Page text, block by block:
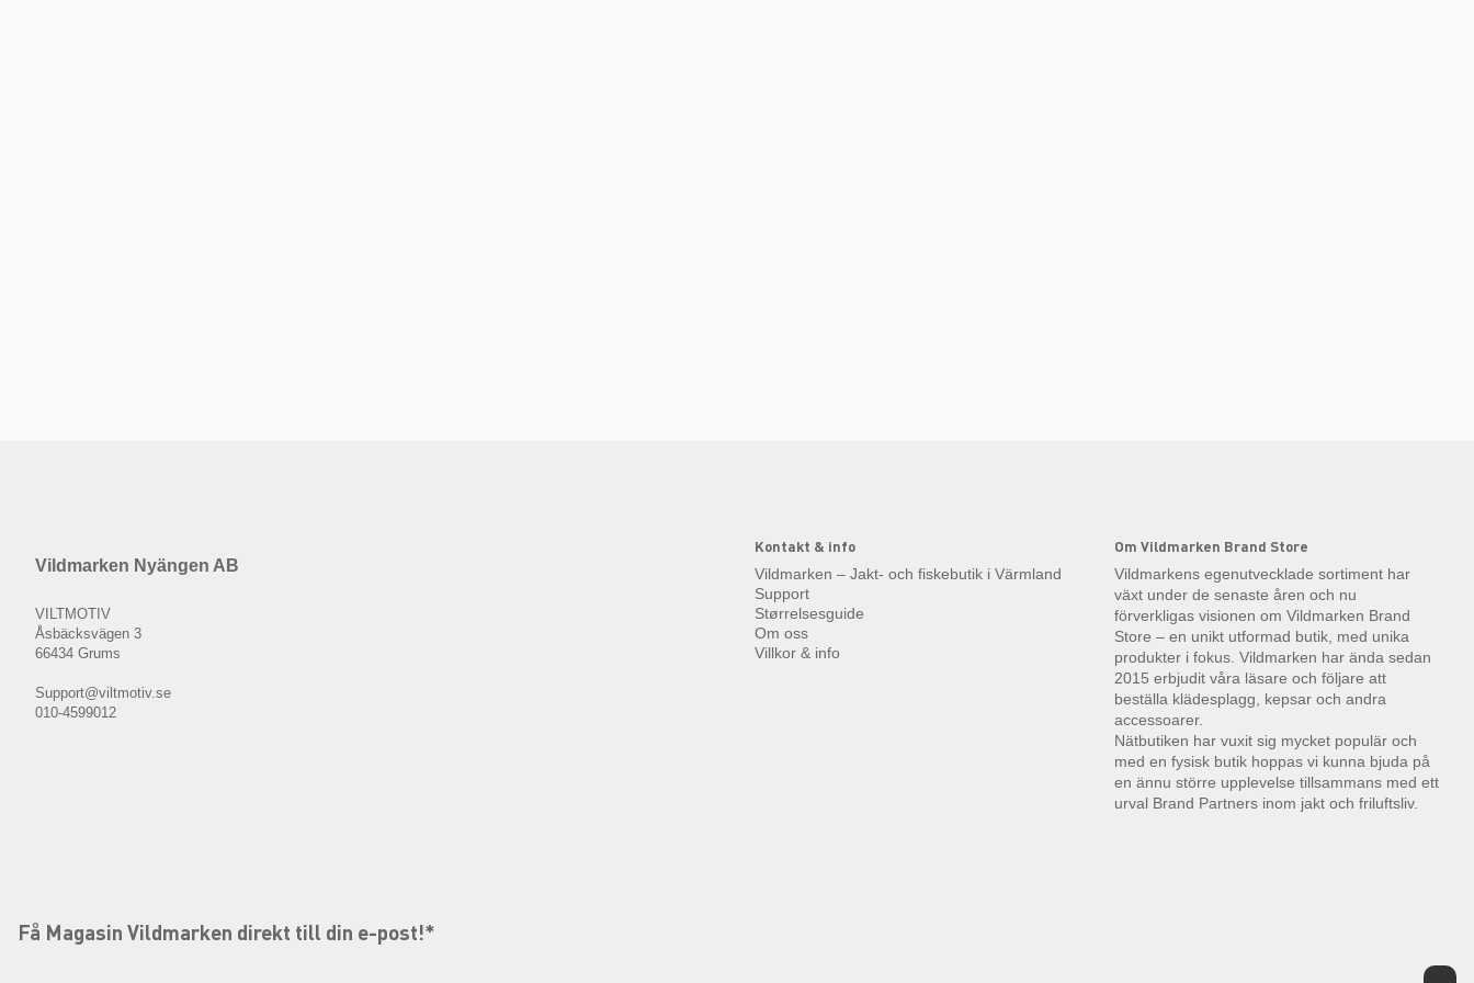
Vildmarken Nyängen AB
VILTMOTIV
Åsbäcksvägen 3
66434 Grums
Support@viltmotiv.se
010-4599012
Kontakt & info
Vildmarken – Jakt- och fiskebutik i Värmland
Support
Størrelsesguide
Om oss
Villkor & info
Om Vildmarken Brand Store
Vildmarkens egenutvecklade sortiment har
växt under de senaste åren och nu
förverkligas visionen om Vildmarken Brand
Store – en unikt utformad butik, med unika
produkter i fokus. Vildmarken har ända sedan
2015 erbjudit våra läsare och följare att
beställa klädesplagg, kepsar och andra
accessoarer.
Nätbutiken har vuxit sig mycket populär och
med en fysisk butik hoppas vi kunna bjuda på
en ännu större upplevelse tillsammans med ett
urval Brand Partners inom jakt och friluftsliv.
Få Magasin Vildmarken direkt till din e-post!*